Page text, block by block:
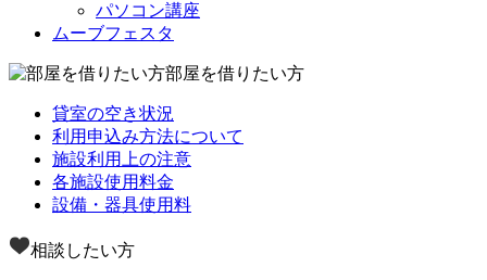
パソコン講座
ムーブフェスタ
部屋を借りたい方
貸室の空き状況
利用申込み方法について
施設利用上の注意
各施設使用料金
設備・器具使用料
相談したい方